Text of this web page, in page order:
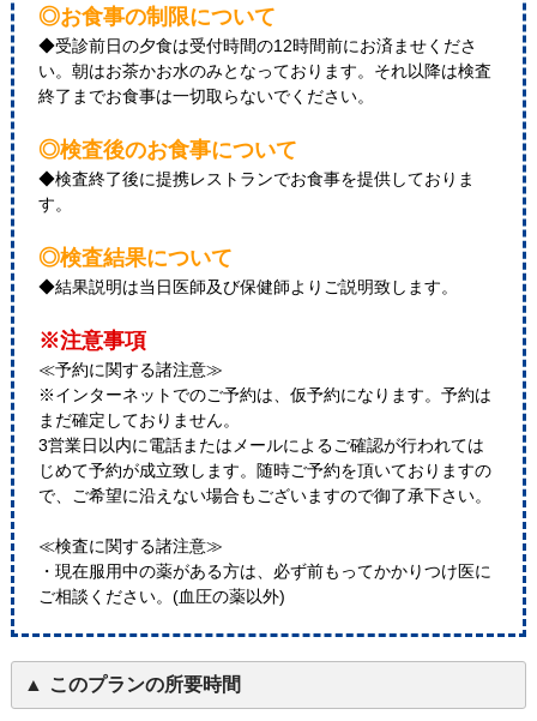
◎お食事の制限について
◆受診前日の夕食は受付時間の12時間前にお済ませくださ
い。朝はお茶かお水のみとなっております。それ以降は検査
終了までお食事は一切取らないでください。
◎検査後のお食事について
◆検査終了後に提携レストランでお食事を提供しておりま
す。
◎検査結果について
◆結果説明は当日医師及び保健師よりご説明致します。
※注意事項
≪予約に関する諸注意≫
※インターネットでのご予約は、仮予約になります。予約は
まだ確定しておりません。
3営業日以内に電話またはメールによるご確認が行われては
じめて予約が成立致します。随時ご予約を頂いておりますの
で、ご希望に沿えない場合もございますので御了承下さい。
≪検査に関する諸注意≫
・現在服用中の薬がある方は、必ず前もってかかりつけ医に
ご相談ください。(血圧の薬以外)
このプランの所要時間